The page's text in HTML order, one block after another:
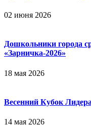
02 июня 2026
Дошкольники города
«Зарничка‑2026»
18 мая 2026
Весенний Кубок
14 мая 2026